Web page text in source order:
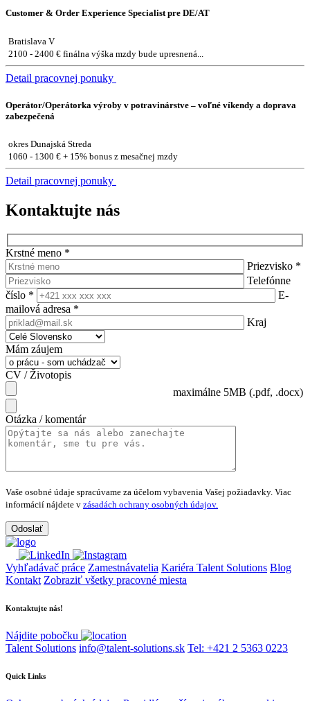
Customer & Order Experience Specialist pre DE/AT
Bratislava V
2100 - 2400 € finálna výška mzdy bude upresnená...
Detail pracovnej ponuky
Operátor/Operátorka výroby v potravinárstve – voľné víkendy a doprava
zabezpečená
okres Dunajská Streda
1060 - 1300 € + 15% bonus z mesačnej mzdy
Detail pracovnej ponuky
Kontaktujte nás
Krstné meno *
Priezvisko *
Telefónne
číslo *
E-
mailová adresa *
Kraj
Mám záujem
CV / Životopis
maximálne 5MB (.pdf, .docx)
Otázka / komentár
Vaše osobné údaje spracúvame za účelom vybavenia Vašej požiadavky. Viac
informácií nájdete v zásadách ochrany osobných údajov.
Vyhľadávač práce Zamestnávatelia Kariéra Talent Solutions Blog
Kontakt Zobraziť všetky pracovné miesta
Kontaktujte nás!
Nájdite pobočku
Talent Solutions info@talent-solutions.sk Tel: +421 2 5363 0223
Quick Links